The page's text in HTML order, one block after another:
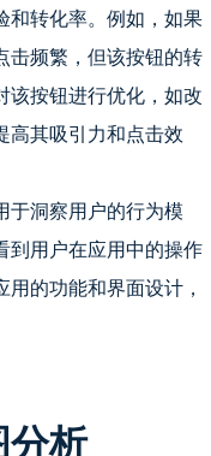
和转化率。例如，如果
击频繁，但该按钮的转
该按钮进行优化，如改
高其吸引力和点击效
于洞察用户的行为模
到用户在应用中的操作
的功能和界面设计，
析